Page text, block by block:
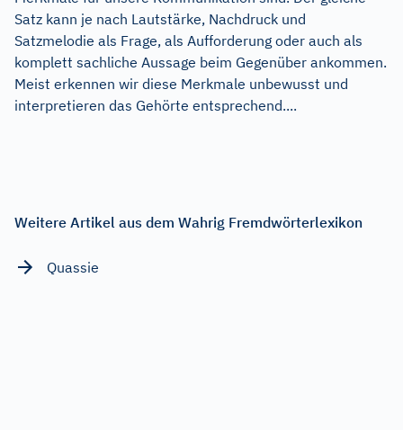
Satz kann je nach Lautstärke, Nachdruck und
Satzmelodie als Frage, als Aufforderung oder auch als
komplett sachliche Aussage beim Gegenüber ankommen.
Meist erkennen wir diese Merkmale unbewusst und
interpretieren das Gehörte entsprechend....
Weitere Artikel aus dem Wahrig Fremdwörterlexikon
Quassie